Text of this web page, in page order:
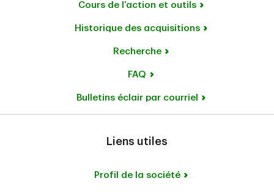
Cours de l’action et outils
Historique des acquisitions
Recherche
FAQ
Bulletins éclair par courriel
Liens utiles
Profil de la société